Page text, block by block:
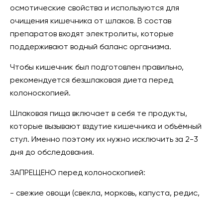
осмотические свойства и используются для
очищения кишечника от шлаков. В состав
препаратов входят электролиты, которые
поддерживают водный баланс организма.
Чтобы кишечник был подготовлен правильно,
рекомендуется безшлаковая диета перед
колоноскопией.
Шлаковая пища включает в себя те продукты,
которые вызывают вздутие кишечника и объёмный
стул. Именно поэтому их нужно исключить за 2-3
дня до обследования.
ЗАПРЕЩЕНО перед колоноскопией:
- свежие овощи (свекла, морковь, капуста, редис,